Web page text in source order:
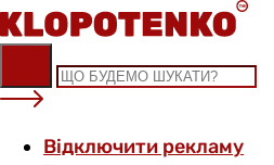
Skip
to
content
Відключити рекламу